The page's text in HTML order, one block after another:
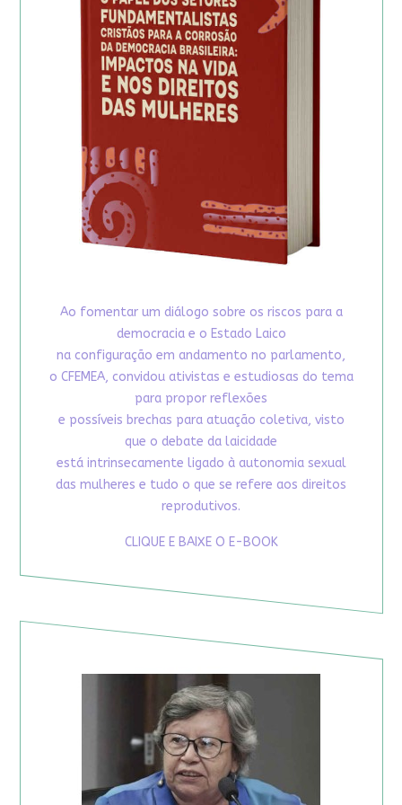
Ao fomentar um diálogo sobre os riscos para a
democracia e o Estado Laico
na configuração em andamento no parlamento,
o CFEMEA, convidou ativistas e estudiosas do tema
para propor reflexões
e possíveis brechas para atuação coletiva, visto
que o debate da laicidade
está intrinsecamente ligado à autonomia sexual
das mulheres e tudo o que se refere aos direitos
reprodutivos.
CLIQUE E BAIXE O E-BOOK